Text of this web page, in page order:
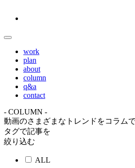
work
plan
about
column
q&a
contact
- COLUMN -
動画のさまざまなトレンドをコラム
タグで記事を
絞り込む
ALL